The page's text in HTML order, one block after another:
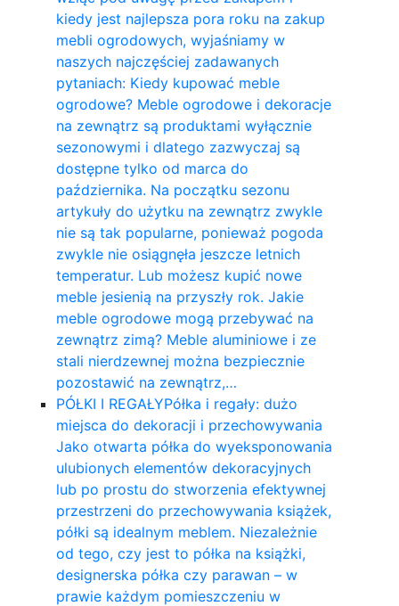
kiedy jest najlepsza pora roku na zakup
mebli ogrodowych, wyjaśniamy w
naszych najczęściej zadawanych
pytaniach: Kiedy kupować meble
ogrodowe? Meble ogrodowe i dekoracje
na zewnątrz są produktami wyłącznie
sezonowymi i dlatego zazwyczaj są
dostępne tylko od marca do
października. Na początku sezonu
artykuły do ​​użytku na zewnątrz zwykle
nie są tak popularne, ponieważ pogoda
zwykle nie osiągnęła jeszcze letnich
temperatur. Lub możesz kupić nowe
meble jesienią na przyszły rok. Jakie
meble ogrodowe mogą przebywać na
zewnątrz zimą? Meble aluminiowe i ze
stali nierdzewnej można bezpiecznie
pozostawić na zewnątrz,…
PÓŁKI I REGAŁYPółka i regały: dużo
miejsca do dekoracji i przechowywania
Jako otwarta półka do wyeksponowania
ulubionych elementów dekoracyjnych
lub po prostu do stworzenia efektywnej
przestrzeni do przechowywania książek,
półki są idealnym meblem. Niezależnie
od tego, czy jest to półka na książki,
designerska półka czy parawan – w
prawie każdym pomieszczeniu w